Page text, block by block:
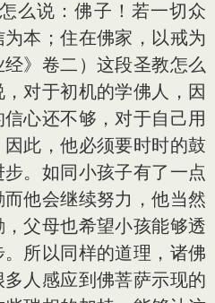
么说：佛子！若一切众
本；住在佛家，以戒为
》卷二）这段圣教怎么
对于初机的学佛人，因
心还不够，对于自己用
此，他必须要时时的鼓
。如同小孩子有了一点
他会继续努力，他当然
父母也希望小孩能够透
所以同样的道理，诸佛
人感应到佛菩萨示现的